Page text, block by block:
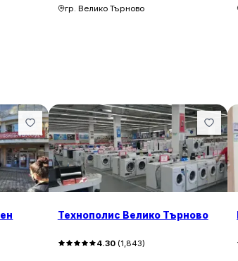
гр. Велико Търново
Технополис Велико Търново
4.30(1,843)